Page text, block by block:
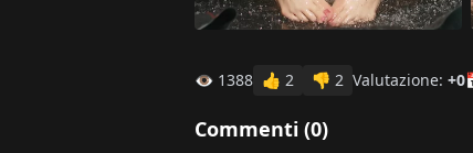
👁 1388 👍 2 👎 2 Valutazione: +0
Commenti (0)